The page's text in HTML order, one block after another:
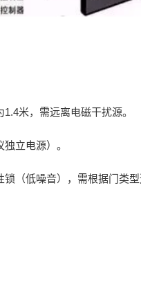
米，需远离电磁干扰源。
独立电源）。
锁（低噪音），需根据门类